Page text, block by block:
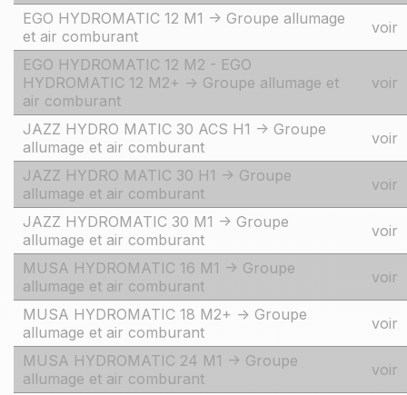
EGO HYDROMATIC 12 M1 -> Groupe allumage
et air comburant
voir
EGO HYDROMATIC 12 M2 - EGO
HYDROMATIC 12 M2+ -> Groupe allumage et
air comburant
voir
JAZZ HYDRO MATIC 30 ACS H1 -> Groupe
allumage et air comburant
voir
JAZZ HYDRO MATIC 30 H1 -> Groupe
allumage et air comburant
voir
JAZZ HYDROMATIC 30 M1 -> Groupe
allumage et air comburant
voir
MUSA HYDROMATIC 16 M1 -> Groupe
allumage et air comburant
voir
MUSA HYDROMATIC 18 M2+ -> Groupe
allumage et air comburant
voir
MUSA HYDROMATIC 24 M1 -> Groupe
allumage et air comburant
voir